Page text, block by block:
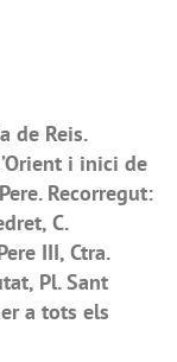
de Reis.
i inici de
Recorregut:
C.
III, Ctra.
Pl. Sant
a tots els